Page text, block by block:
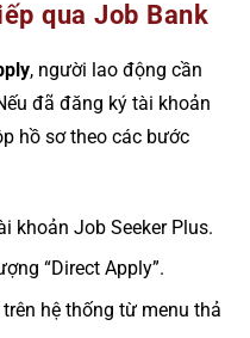
qua Job Bank
, người lao động cần
đã đăng ký tài khoản
hồ sơ theo các bước
khoản Job Seeker Plus.
“Direct Apply”.
hệ thống từ menu thả